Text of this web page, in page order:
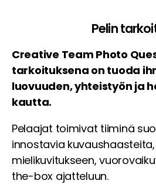
Pelin
Creative Team Photo
tarkoituksena on tuoda
luovuuden, yhteistyön ja
kautta.
Pelaajat toimivat tiiminä
innostavia
mielikuvitukseen,
the-box ajatteluun.